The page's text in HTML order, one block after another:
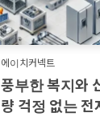
에이치커넥트
풍부한 복지와
량 걱정 없는 전